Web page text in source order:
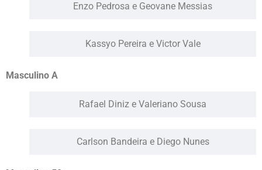
Enzo Pedrosa e Geovane Messias
Kassyo Pereira e Victor Vale
Masculino A
Rafael Diniz e Valeriano Sousa
Carlson Bandeira e Diego Nunes